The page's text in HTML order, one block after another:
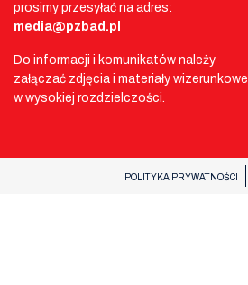
prosimy przesyłać na adres:
media@pzbad.pl
Do informacji i komunikatów należy
załączać zdjęcia i materiały wizerunkowe
w wysokiej rozdzielczości.
POLITYKA PRYWATNOŚCI